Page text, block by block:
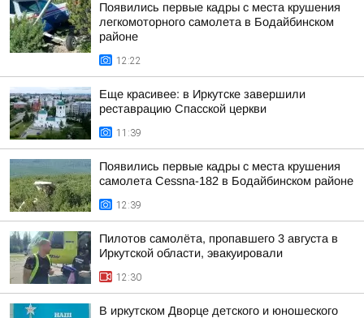
Появились первые кадры с места крушения
легкомоторного самолета в Бодайбинском
районе
12:22
Еще красивее: в Иркутске завершили
реставрацию Спасской церкви
11:39
Появились первые кадры с места крушения
самолета Cessna-182 в Бодайбинском районе
12:39
Пилотов самолёта, пропавшего 3 августа в
Иркутской области, эвакуировали
12:30
В иркутском Дворце детского и юношеского